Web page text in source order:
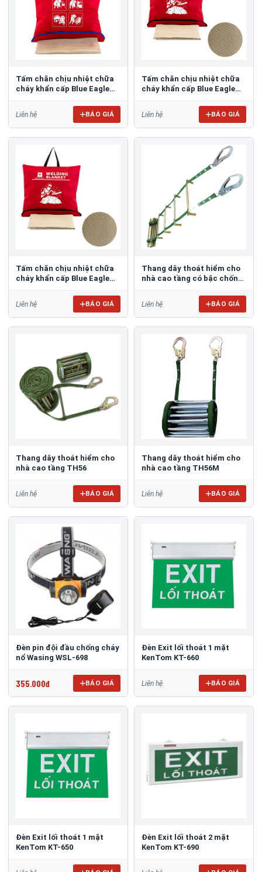
Tấm chăn chịu nhiệt chữa
cháy khẩn cấp Blue Eagle
Liên hệ BÁO GIÁ
Tấm chăn chịu nhiệt chữa
cháy khẩn cấp Blue Eagle
Liên hệ BÁO GIÁ
Tấm chăn chịu nhiệt chữa
cháy khẩn cấp Blue Eagle
Liên hệ BÁO GIÁ
Thang dây thoát hiểm cho
nhà cao tầng có bậc chống
Liên hệ BÁO GIÁ
Thang dây thoát hiểm cho
nhà cao tầng TH56
Liên hệ BÁO GIÁ
Thang dây thoát hiểm cho
nhà cao tầng TH56M
Liên hệ BÁO GIÁ
Đèn pin đội đầu chống cháy
nổ Wasing WSL-698
355.000đ BÁO GIÁ
Đèn Exit lối thoát 1 mặt
KenTom KT-660
Liên hệ BÁO GIÁ
Đèn Exit lối thoát 1 mặt
KenTom KT-650
Đèn Exit lối thoát 2 mặt
KenTom KT-690